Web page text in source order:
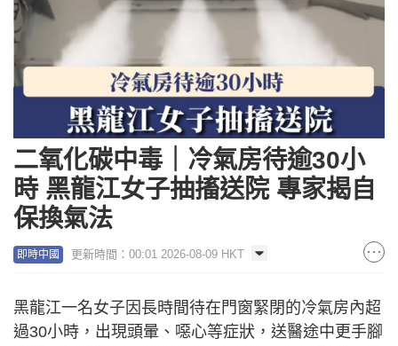
二氧化碳中毒｜冷氣房待逾30小
時 黑龍江女子抽搐送院 專家揭自
保換氣法
即時中國 更新時間：00:01 2026-08-09 HKT
黑龍江一名女子因長時間待在門窗緊閉的冷氣房內超
過30小時，出現頭暈、噁心等症狀，送醫途中更手腳